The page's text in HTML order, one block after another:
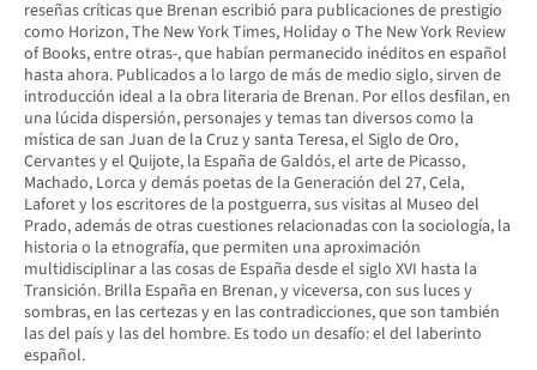
reseñas críticas que Brenan escribió para publicaciones de prestigio
como Horizon, The New York Times, Holiday o The New York Review
of Books, entre otras-, que habían permanecido inéditos en español
hasta ahora. Publicados a lo largo de más de medio siglo, sirven de
introducción ideal a la obra literaria de Brenan. Por ellos desfilan, en
una lúcida dispersión, personajes y temas tan diversos como la
mística de san Juan de la Cruz y santa Teresa, el Siglo de Oro,
Cervantes y el Quijote, la España de Galdós, el arte de Picasso,
Machado, Lorca y demás poetas de la Generación del 27, Cela,
Laforet y los escritores de la postguerra, sus visitas al Museo del
Prado, además de otras cuestiones relacionadas con la sociología, la
historia o la etnografía, que permiten una aproximación
multidisciplinar a las cosas de España desde el siglo XVI hasta la
Transición. Brilla España en Brenan, y viceversa, con sus luces y
sombras, en las certezas y en las contradicciones, que son también
las del país y las del hombre. Es todo un desafío: el del laberinto
español.